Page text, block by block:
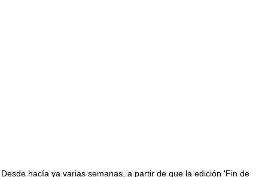
Desde hacía ya varias semanas, a partir de que la edición 'Fin de